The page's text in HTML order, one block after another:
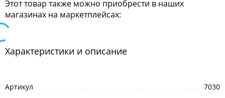
Этот товар также можно приобрести в наших
магазинах на маркетплейсах:
Характеристики и описание
Артикул
7030